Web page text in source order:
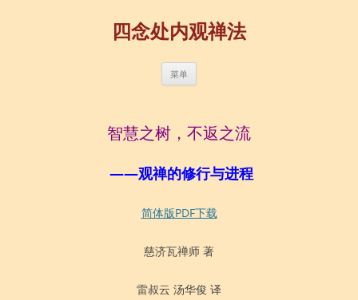
四念处内观禅法
菜单
智慧之树，不返之流
——观禅的修行与进程
简体版PDF下载
慈济瓦禅师 著
雷叔云 汤华俊 译